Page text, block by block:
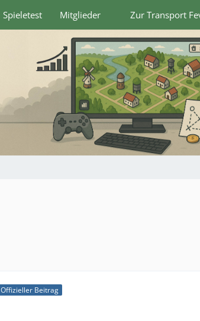
Spieletest Mitglieder Zur Transport
Offizieller Beitrag